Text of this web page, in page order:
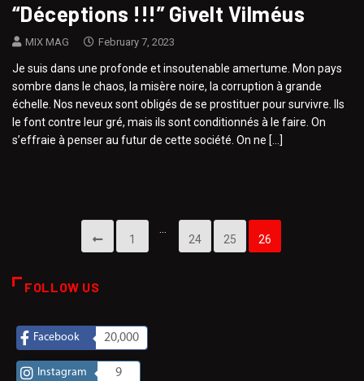
“Déceptions !!!” Givelt Vilméus
MIX MAG February 7, 2023
Je suis dans une profonde et insoutenable amertume. Mon pays
sombre dans le chaos, la misère noire, la corruption à grande
échelle. Nos neveux sont obligés de se prostituer pour survivre. Ils
le font contre leur gré, mais ils sont conditionnés à le faire. On
s’effraie à penser au futur de cette société. On ne […]
1
24
25 26
FOLLOW US
Facebook 20,000
Instagram 9